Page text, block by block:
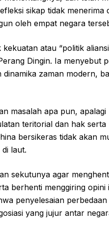
sikap tidak menerima
oleh empat negara
atau “politik
Dingin. Ia menyebut
zaman modern,
masalah apa pun, apalagi
teritorial dan hak
bersikeras tidak akan
laut.
sekutunya agar
berhenti menggiring opini
penyelesaian
yang jujur antar